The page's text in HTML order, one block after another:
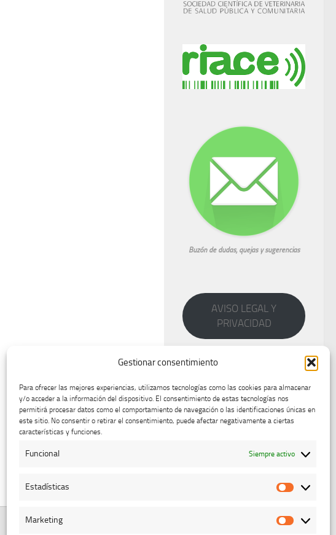
Gestionar consentimiento
Para ofrecer las mejores experiencias, utilizamos tecnologías como las cookies para almacenar
y/o acceder a la información del dispositivo. El consentimiento de estas tecnologías nos
permitirá procesar datos como el comportamiento de navegación o las identificaciones únicas en
este sitio. No consentir o retirar el consentimiento, puede afectar negativamente a ciertas
características y funciones.
Funcional Siempre activo
Estadísticas
Marketing
Marketing
Buzón de dudas, quejas y sugerencias
AVISO LEGAL Y
PRIVACIDAD